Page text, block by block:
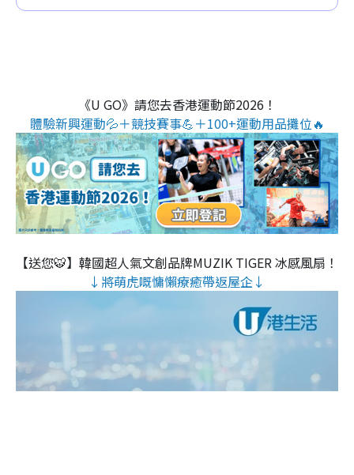
《U GO》請您去香港運動節2026！
體驗新興運動💦＋競技賽事💪＋100+運動用品攤位🔥
【送您🐯】韓國超人氣文創品牌MUZIK TIGER 冰感風扇！
↓將萌虎嘅慵懶療癒帶返屋企↓